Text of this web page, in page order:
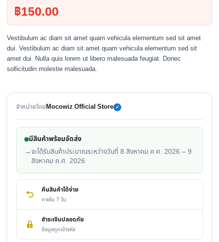
฿150.00
Vestibulum ac diam sit amet quam vehicula elementum sed sit amet
dui. Vestibulum ac diam sit amet quam vehicula elementum sed sit
amet dui. Nulla quis lorem ut libero malesuada feugiat. Donec
sollicitudin molestie malesuada.
จำหน่ายโดยMocowiz Official Store ✓
มีสินค้าพร้อมจัดส่ง
→จะได้รับสินค้าประมาณระหว่างวันที่ 8 สิงหาคม ค.ศ. 2026 – 9
สิงหาคม ค.ศ. 2026
คืนสินค้าได้ง่าย
ภายใน 7 วัน
ชำระเงินปลอดภัย
ข้อมูลถูกเข้ารหัส